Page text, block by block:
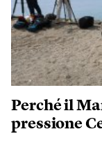
Perché il
pressione